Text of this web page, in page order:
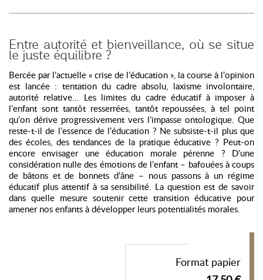
Entre autorité et bienveillance, où se situe
le juste équilibre ?
Bercée par l’actuelle « crise de l’éducation », la course à l’opinion
est lancée : tentation du cadre absolu, laxisme involontaire,
autorité relative... Les limites du cadre éducatif à imposer à
l’enfant sont tantôt resserrées, tantôt repoussées, à tel point
qu’on dérive progressivement vers l’impasse ontologique. Que
reste-t-il de l’essence de l’éducation ? Ne subsiste-t-il plus que
des écoles, des tendances de la pratique éducative ? Peut-on
encore envisager une éducation morale pérenne ? D’une
considération nulle des émotions de l’enfant – bafouées à coups
de bâtons et de bonnets d’âne – nous passons à un régime
éducatif plus attentif à sa sensibilité. La question est de savoir
dans quelle mesure soutenir cette transition éducative pour
amener nos enfants à développer leurs potentialités morales.
Format papier